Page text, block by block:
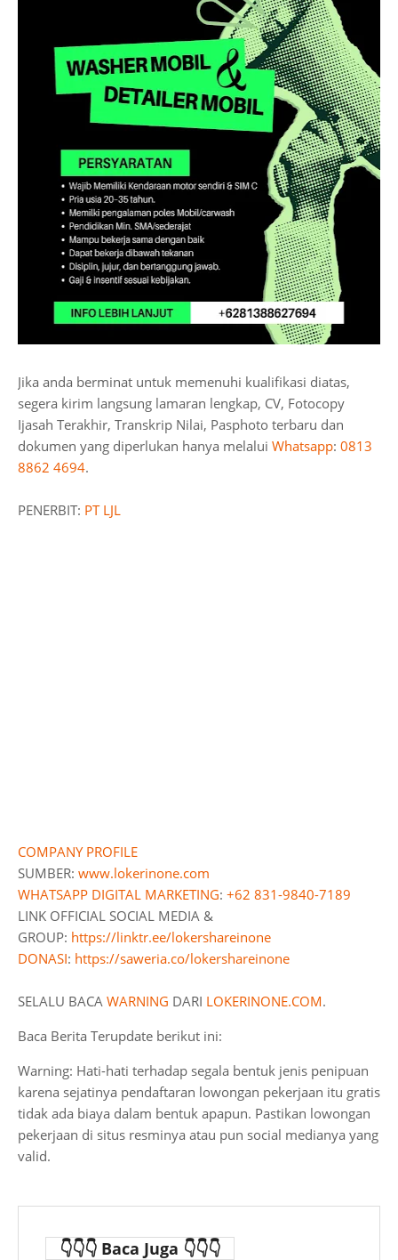
Jika anda berminat untuk memenuhi kualifikasi diatas,
segera kirim langsung lamaran lengkap, CV, Fotocopy
Ijasah Terakhir, Transkrip Nilai, Pasphoto terbaru dan
dokumen yang diperlukan hanya melalui Whatsapp: 0813
8862 4694.
PENERBIT: PT LJL
COMPANY PROFILE
SUMBER: www.lokerinone.com
WHATSAPP DIGITAL MARKETING: +62 831-9840-7189
LINK OFFICIAL SOCIAL MEDIA &
GROUP: https://linktr.ee/lokershareinone
DONASI: https://saweria.co/lokershareinone
SELALU BACA WARNING DARI LOKERINONE.COM.
Baca Berita Terupdate berikut ini:
Warning: Hati-hati terhadap segala bentuk jenis penipuan
karena sejatinya pendaftaran lowongan pekerjaan itu gratis
tidak ada biaya dalam bentuk apapun. Pastikan lowongan
pekerjaan di situs resminya atau pun social medianya yang
valid.
👇👇👇 Baca Juga 👇👇👇